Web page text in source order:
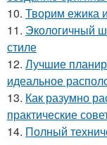
10. Творим ежика
11. Экологичный
стиле
12. Лучшие
идеальное
13. Как разумно
практические
14. Полный